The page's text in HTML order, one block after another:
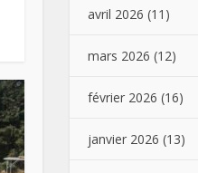
avril 2026 (11)
mars 2026 (12)
février 2026 (16)
janvier 2026 (13)